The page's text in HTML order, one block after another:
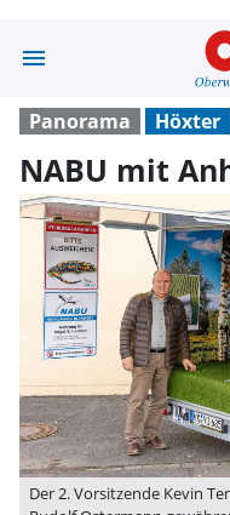
menu
Panorama Höxter
NABU mit
Der 2. Vorsitzende Kevin